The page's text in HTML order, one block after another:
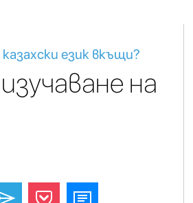
език вкъщи?
на